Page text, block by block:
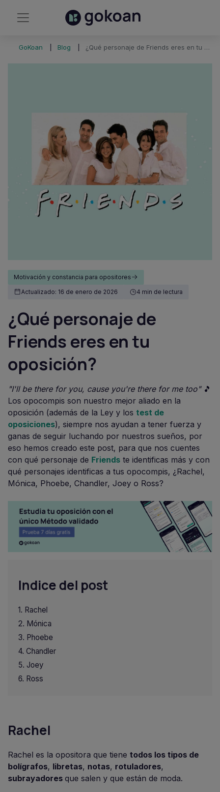
GoKoan Blog ¿Qué personaje de Friends eres en tu oposición?
Motivación y constancia para opositores
Actualizado: 16 de enero de 2026
4 min de lectura
¿Qué personaje de
Friends eres en tu
oposición?
"I'll be there for you, cause you're there for me too" 🎵
Los opocompis son nuestro mejor aliado en la
oposición (además de la Ley y los test de
oposiciones), siempre nos ayudan a tener fuerza y
ganas de seguir luchando por nuestros sueños, por
eso hemos creado este post, para que nos cuentes
con qué personaje de Friends te identificas más y con
qué personajes identificas a tus opocompis, ¿Rachel,
Mónica, Phoebe, Chandler, Joey o Ross?
Indice del post
Rachel
Mónica
Phoebe
Chandler
Joey
Ross
Rachel
Rachel es la opositora que tiene todos los tipos de
bolígrafos, libretas, notas, rotuladores,
subrayadores que salen y que están de moda.